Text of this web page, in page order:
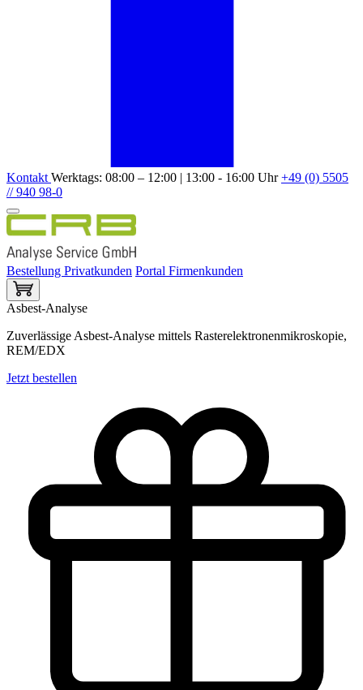
Kontakt Werktags: 08:00 – 12:00 | 13:00 - 16:00 Uhr+49 (0) 5505
// 940 98-0
Bestellung Privatkunden Portal Firmenkunden
Asbest-Analyse
Zuverlässige Asbest-Analyse mittels Rasterelektronenmikroskopie,
REM/EDX
Jetzt bestellen